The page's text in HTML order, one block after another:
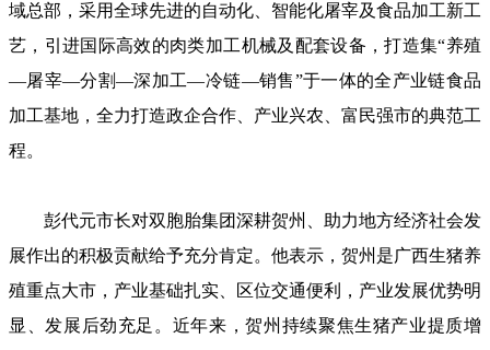
域总部，采用全球先进的自动化、智能化屠宰及食品加工新工
艺，引进国际高效的肉类加工机械及配套设备，打造集“养殖
—屠宰—分割—深加工—冷链—销售”于一体的全产业链食品
加工基地，全力打造政企合作、产业兴农、富民强市的典范工
程。
彭代元市长对双胞胎集团深耕贺州、助力地方经济社会发
展作出的积极贡献给予充分肯定。他表示，贺州是广西生猪养
殖重点大市，产业基础扎实、区位交通便利，产业发展优势明
显、发展后劲充足。近年来，贺州持续聚焦生猪产业提质增